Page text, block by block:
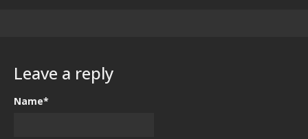
Leave a reply
Name*